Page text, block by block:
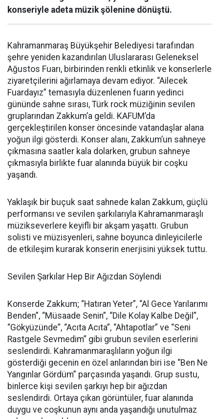
konseriyle adeta müzik şölenine dönüştü.
Kahramanmaraş Büyükşehir Belediyesi tarafından
şehre yeniden kazandırılan Uluslararası Geleneksel
Ağustos Fuarı, birbirinden renkli etkinlik ve konserlerle
ziyaretçilerini ağırlamaya devam ediyor. “Ailecek
Fuardayız” temasıyla düzenlenen fuarın yedinci
gününde sahne sırası, Türk rock müziğinin sevilen
gruplarından Zakkum’a geldi. KAFUM’da
gerçekleştirilen konser öncesinde vatandaşlar alana
yoğun ilgi gösterdi. Konser alanı, Zakkum’un sahneye
çıkmasına saatler kala dolarken, grubun sahneye
çıkmasıyla birlikte fuar alanında büyük bir coşku
yaşandı.
Yaklaşık bir buçuk saat sahnede kalan Zakkum, güçlü
performansı ve sevilen şarkılarıyla Kahramanmaraşlı
müzikseverlere keyifli bir akşam yaşattı. Grubun
solisti ve müzisyenleri, sahne boyunca dinleyicilerle
de etkileşim kurarak konserin enerjisini yüksek tuttu.
Sevilen Şarkılar Hep Bir Ağızdan Söylendi
Konserde Zakkum; “Hatıran Yeter”, “Al Gece Yarılarımı
Benden”, “Müsaade Senin”, “Dile Kolay Kalbe Değil”,
“Gökyüzünde”, “Acıta Acıta”, “Ahtapotlar” ve “Seni
Rastgele Sevmedim” gibi grubun sevilen eserlerini
seslendirdi. Kahramanmaraşlıların yoğun ilgi
gösterdiği gecenin en özel anlarından biri ise “Ben Ne
Yangınlar Gördüm” parçasında yaşandı. Grup sustu,
binlerce kişi sevilen şarkıyı hep bir ağızdan
seslendirdi. Ortaya çıkan görüntüler, fuar alanında
duygu ve coşkunun aynı anda yaşandığı unutulmaz